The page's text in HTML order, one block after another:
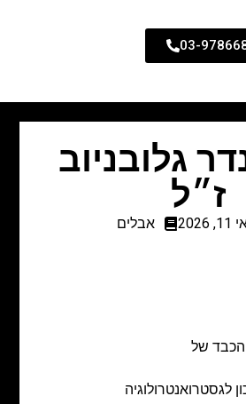
03-
גלובניוב
ז״ל
אבלים
של
לגסטרואנטרולוגיה